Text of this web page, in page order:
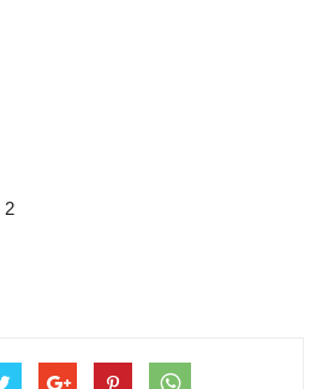
2